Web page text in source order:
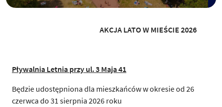
AKCJA LATO W MIEŚCIE 2026
Pływalnia Letnia przy ul. 3 Maja 41
Będzie udostępniona dla mieszkańców w okresie od 26
czerwca do 31 sierpnia 2026 roku